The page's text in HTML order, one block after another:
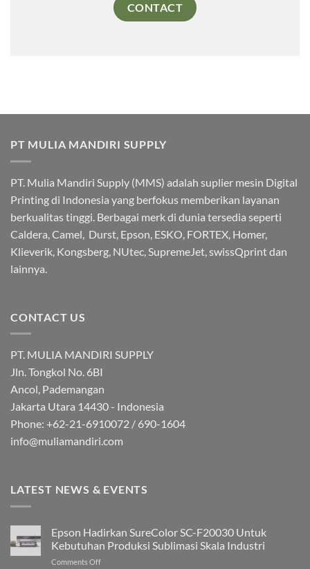
CONTACT
PT MULIA MANDIRI SUPPLY
PT. Mulia Mandiri Supply (MMS) adalah suplier mesin Digital
Printing di Indonesia yang berfokus memberikan layanan
berkualitas tinggi. Berbagai merk di dunia tersedia seperti
Caldera, Camel, Durst, Epson, ESKO, FORTEX, Homer,
Klieverik, Kongsberg, NUtec, SupremeJet, swissQprint dan
lainnya.
CONTACT US
PT. MULIA MANDIRI SUPPLY
Jln. Tongkol No. 6BI
Ancol, Pademangan
Jakarta Utara 14430 - Indonesia
Phone: +62-21-6910072 / 690-1604
info@muliamandiri.com
LATEST NEWS & EVENTS
Epson Hadirkan SureColor SC-F20030 Untuk
Kebutuhan Produksi Sublimasi Skala Industri
Comments Offon